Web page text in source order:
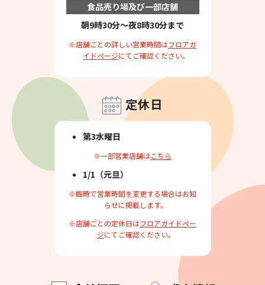
食品売り場及び一部店舗
朝9時30分～夜8時30分まで
※店舗ごとの詳しい営業時間はフロアガ
イドページにてご確認ください。
定休日
第3水曜日
※一部営業店舗はこちら
1/1（元旦）
※臨時で営業時間を変更する場合はお知
らせに掲載します。
※店舗ごとの定休日はフロアガイドペー
ジにてご確認ください。